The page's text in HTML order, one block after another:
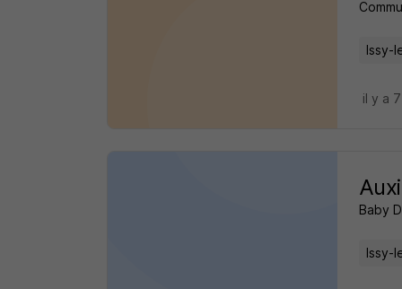
Issy-
il y a
Baby
Issy-